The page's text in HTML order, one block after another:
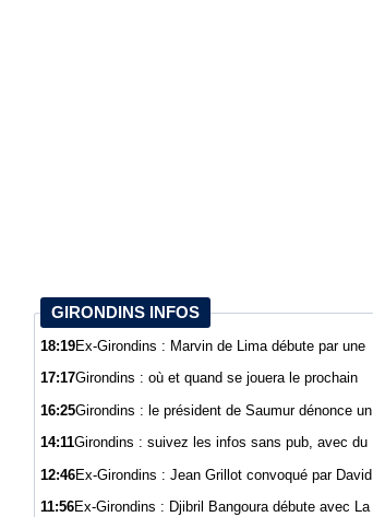
GIRONDINS INFOS
18:19Ex-Girondins : Marvin de Lima débute par une
17:17Girondins : où et quand se jouera le prochain
16:25Girondins : le président de Saumur dénonce un
14:11Girondins : suivez les infos sans pub, avec du
12:46Ex-Girondins : Jean Grillot convoqué par David
11:56Ex-Girondins : Djibril Bangoura débute avec La